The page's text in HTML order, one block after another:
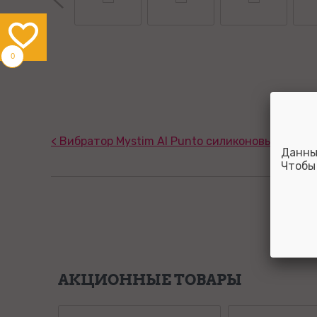
< Вибратор Mystim Al Punto силиконовый синий
АКЦИОННЫЕ ТОВАРЫ
0